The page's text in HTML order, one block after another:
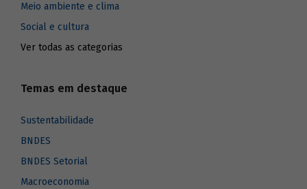
Meio ambiente e clima
Social e cultura
Ver todas as categorias
Temas em destaque
Sustentabilidade
BNDES
BNDES Setorial
Macroeconomia